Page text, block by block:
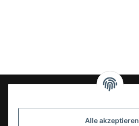
Alle akzeptieren
24-7en Kioskbedarf GmbH